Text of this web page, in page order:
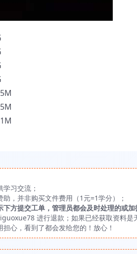
习交流；
，并非购买文件费用（1元=1学分）；
方提交工单，管理员都会及时处理的或加
进行退款；如果已经获取资料是
心，看到了都会发给您的！放心！